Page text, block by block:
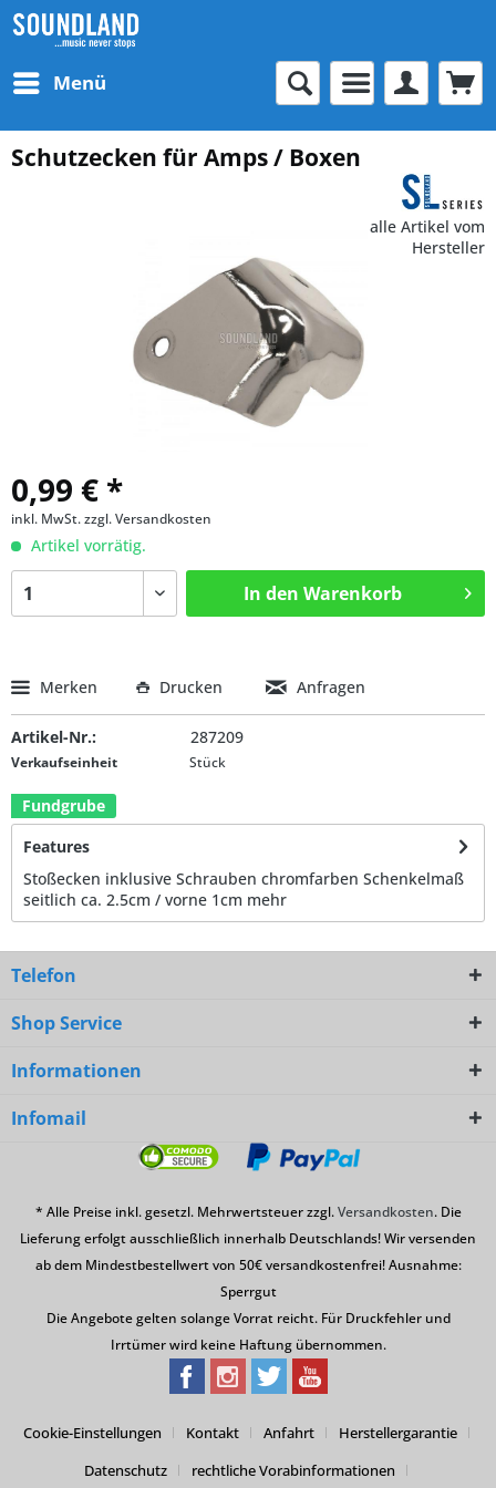
Menü
Schutzecken für Amps / Boxen
alle Artikel vom
Hersteller
0,99 € *
inkl. MwSt.zzgl. Versandkosten
Artikel vorrätig.
In den Warenkorb
Merken Drucken Anfragen
Artikel-Nr.: 287209
Verkaufseinheit Stück
Fundgrube
Features
Stoßecken inklusive Schrauben chromfarben Schenkelmaß
seitlich ca. 2.5cm / vorne 1cm mehr
Telefon
Shop Service
Informationen
Infomail
* Alle Preise inkl. gesetzl. Mehrwertsteuer zzgl.Versandkosten. Die
Lieferung erfolgt ausschließlich innerhalb Deutschlands! Wir versenden
ab dem Mindestbestellwert von 50€ versandkostenfrei! Ausnahme:
Sperrgut
Die Angebote gelten solange Vorrat reicht. Für Druckfehler und
Irrtümer wird keine Haftung übernommen.
Cookie-Einstellungen Kontakt Anfahrt
Herstellergarantie
Datenschutz
rechtliche Vorabinformationen